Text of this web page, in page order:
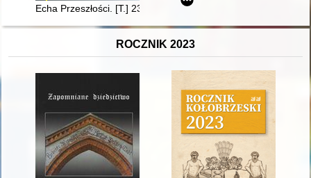
Echa Przeszłości. [T.] 23, [nr] 1 (2022)
ROCZNIK 2023